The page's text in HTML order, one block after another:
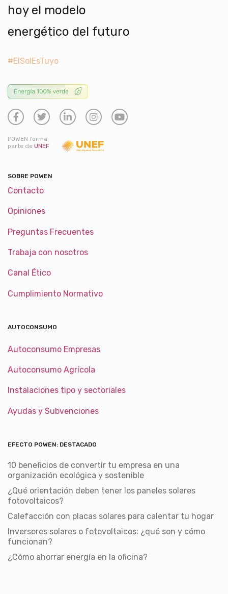
hoy el modelo
energético del futuro
#ElSolEsTuyo
POWEN forma
parte de UNEF
SOBRE POWEN
Contacto
Opiniones
Preguntas Frecuentes
Trabaja con nosotros
Canal Ético
Cumplimiento Normativo
AUTOCONSUMO
Autoconsumo Empresas
Autoconsumo Agrícola
Instalaciones tipo y sectoriales
Ayudas y Subvenciones
EFECTO POWEN: DESTACADO
10 beneficios de convertir tu empresa en una
organización ecológica y sostenible
¿Qué orientación deben tener los paneles solares
fotovoltaicos?
Calefacción con placas solares para calentar tu hogar
Inversores solares o fotovoltaicos: ¿qué son y cómo
funcionan?
¿Cómo ahorrar energía en la oficina?